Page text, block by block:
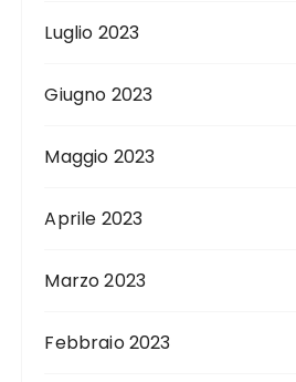
Luglio 2023
Giugno 2023
Maggio 2023
Aprile 2023
Marzo 2023
Febbraio 2023